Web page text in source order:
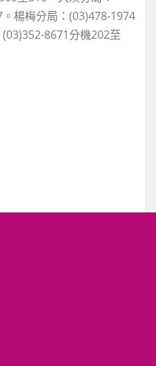
楊梅分局：(03)478-1974
8671分機202至